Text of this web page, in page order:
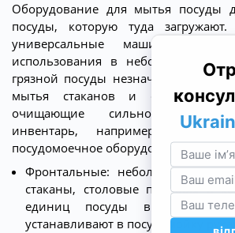
Оборудование для мытья посуды
посуды, которую туда
универсальные машины,
использования в небольших
грязной посуды незначительны.
мытья стаканов и стаканов. А
очищающие сильно
инвентарь, например где-то
посудомоечное оборудование
Фронтальные: небольшие
стаканы, столовые приборы в
единиц посуды в час;
устанавливают в посудомойку